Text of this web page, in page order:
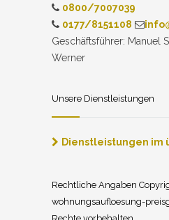
0800/7007039
0177/8151108
Geschäftsführer: Manuel
Werner
Unsere Dienstleistungen
Dienstleistungen im
Rechtliche Angaben
wohnungsaufloesung-